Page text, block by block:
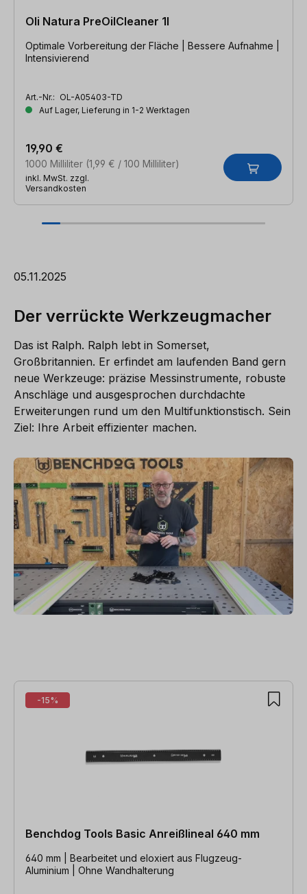
Oli Natura PreOilCleaner 1l
Optimale Vorbereitung der Fläche | Bessere Aufnahme |
Intensivierend
Art.-Nr.: OL-A05403-TD
Auf Lager, Lieferung in 1-2 Werktagen
1000 Milliliter (1,99 € / 100 Milliliter)
19,90 €
inkl. MwSt. zzgl.
Versandkosten
05.11.2025
Der verrückte Werkzeugmacher
Das ist Ralph. Ralph lebt in Somerset,
Großbritannien. Er erfindet am laufenden Band gern
neue Werkzeuge: präzise Messinstrumente, robuste
Anschläge und ausgesprochen durchdachte
Erweiterungen rund um den Multifunktionstisch. Sein
Ziel: Ihre Arbeit effizienter machen.
Produktgalerie überspringen
-15%
Benchdog Tools Basic Anreißlineal 640 mm
640 mm | Bearbeitet und eloxiert aus Flugzeug-
Aluminium | Ohne Wandhalterung